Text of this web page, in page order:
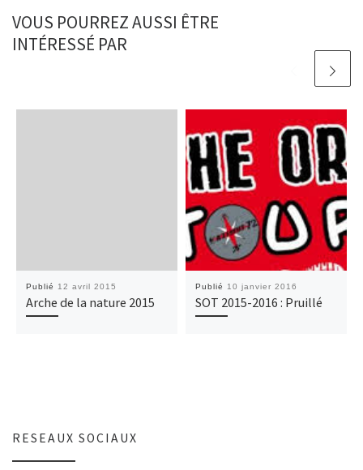
VOUS POURREZ AUSSI ÊTRE
INTÉRESSÉ PAR
Publié 12 avril 2015
Arche de la nature 2015
Publié 10 janvier 2016
SOT 2015-2016 : Pruillé
RESEAUX SOCIAUX